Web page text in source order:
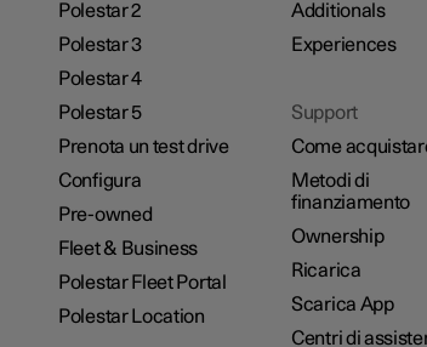
Polestar 2
Polestar 3
Polestar 4
Polestar 5
Prenota un test drive
Configura
Pre-owned
Fleet & Business
Polestar Fleet Portal
Polestar Location
Additionals
Experiences
Support
Come
Metodi di
finanziamento
Ownership
Ricarica
Scarica App
Centri di